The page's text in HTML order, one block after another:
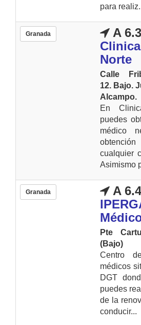
para
Granada
A
Norte
Calle
12. Bajo.
Alcampo.
En
puedes
médico
cualquier
Asimismo
Granada
A
Pte
(Bajo)
Centro
médicos
DGT
puedes
de la
conducir...